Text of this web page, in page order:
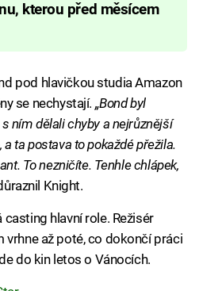
kterou před měsícem
pod hlavičkou studia Amazon
se nechystají. „Bond byl
ním dělali chyby a nejrůznější
ta postava to pokaždé přežila.
To nezničíte. Tenhle chlápek,
Knight.
hlavní role. Režisér
vrhne až poté, co dokončí práci
do kin letos o Vánocích.